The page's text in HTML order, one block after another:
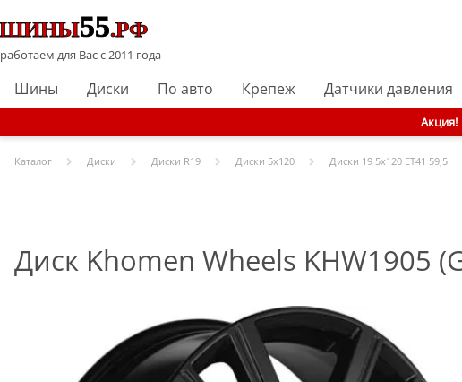
работаем для Вас с 2011 года
Шины Диски По авто Крепеж Датчики давления
Акция!
Каталог Диски Диски R19 Диски 5x120 Диски 19 5x120 ET41 59,5
Диск Khomen Wheels KHW1905